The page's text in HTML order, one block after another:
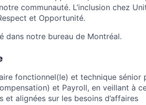
communauté. L’inclusion chez
et Opportunité.
dans notre bureau de Montréal.
fonctionnel(le) et technique sénior
et Payroll, en veillant à
et alignées sur les besoins d’affaires